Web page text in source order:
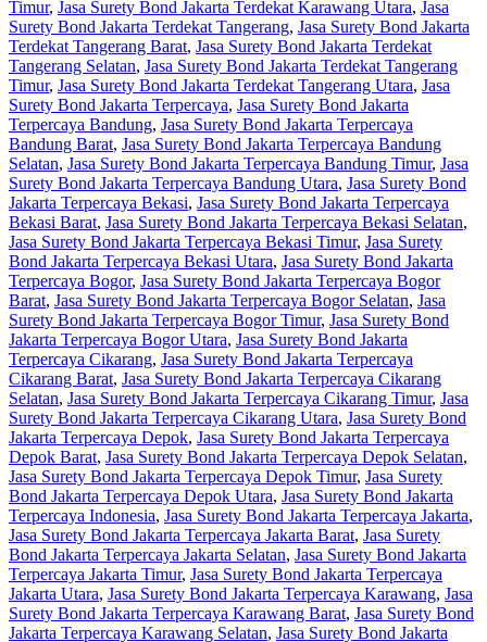
Timur, Jasa Surety Bond Jakarta Terdekat Karawang Utara, Jasa
Surety Bond Jakarta Terdekat Tangerang, Jasa Surety Bond Jakarta
Terdekat Tangerang Barat, Jasa Surety Bond Jakarta Terdekat
Tangerang Selatan, Jasa Surety Bond Jakarta Terdekat Tangerang
Timur, Jasa Surety Bond Jakarta Terdekat Tangerang Utara, Jasa
Surety Bond Jakarta Terpercaya, Jasa Surety Bond Jakarta
Terpercaya Bandung, Jasa Surety Bond Jakarta Terpercaya
Bandung Barat, Jasa Surety Bond Jakarta Terpercaya Bandung
Selatan, Jasa Surety Bond Jakarta Terpercaya Bandung Timur, Jasa
Surety Bond Jakarta Terpercaya Bandung Utara, Jasa Surety Bond
Jakarta Terpercaya Bekasi, Jasa Surety Bond Jakarta Terpercaya
Bekasi Barat, Jasa Surety Bond Jakarta Terpercaya Bekasi Selatan,
Jasa Surety Bond Jakarta Terpercaya Bekasi Timur, Jasa Surety
Bond Jakarta Terpercaya Bekasi Utara, Jasa Surety Bond Jakarta
Terpercaya Bogor, Jasa Surety Bond Jakarta Terpercaya Bogor
Barat, Jasa Surety Bond Jakarta Terpercaya Bogor Selatan, Jasa
Surety Bond Jakarta Terpercaya Bogor Timur, Jasa Surety Bond
Jakarta Terpercaya Bogor Utara, Jasa Surety Bond Jakarta
Terpercaya Cikarang, Jasa Surety Bond Jakarta Terpercaya
Cikarang Barat, Jasa Surety Bond Jakarta Terpercaya Cikarang
Selatan, Jasa Surety Bond Jakarta Terpercaya Cikarang Timur, Jasa
Surety Bond Jakarta Terpercaya Cikarang Utara, Jasa Surety Bond
Jakarta Terpercaya Depok, Jasa Surety Bond Jakarta Terpercaya
Depok Barat, Jasa Surety Bond Jakarta Terpercaya Depok Selatan,
Jasa Surety Bond Jakarta Terpercaya Depok Timur, Jasa Surety
Bond Jakarta Terpercaya Depok Utara, Jasa Surety Bond Jakarta
Terpercaya Indonesia, Jasa Surety Bond Jakarta Terpercaya Jakarta,
Jasa Surety Bond Jakarta Terpercaya Jakarta Barat, Jasa Surety
Bond Jakarta Terpercaya Jakarta Selatan, Jasa Surety Bond Jakarta
Terpercaya Jakarta Timur, Jasa Surety Bond Jakarta Terpercaya
Jakarta Utara, Jasa Surety Bond Jakarta Terpercaya Karawang, Jasa
Surety Bond Jakarta Terpercaya Karawang Barat, Jasa Surety Bond
Jakarta Terpercaya Karawang Selatan, Jasa Surety Bond Jakarta